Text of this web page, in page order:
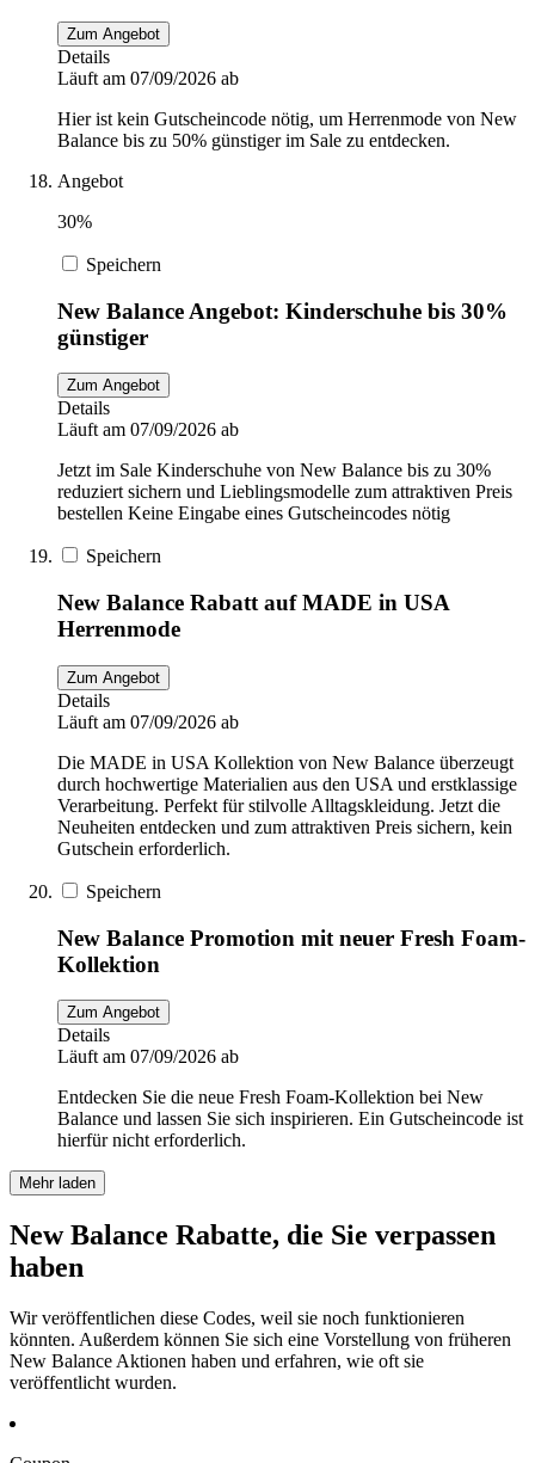
Zum Angebot
Details
Läuft am 07/09/2026 ab
Hier ist kein Gutscheincode nötig, um Herrenmode von New
Balance bis zu 50% günstiger im Sale zu entdecken.
Angebot
30%
Speichern
New Balance Angebot: Kinderschuhe bis 30%
günstiger
Zum Angebot
Details
Läuft am 07/09/2026 ab
Jetzt im Sale Kinderschuhe von New Balance bis zu 30%
reduziert sichern und Lieblingsmodelle zum attraktiven Preis
bestellen Keine Eingabe eines Gutscheincodes nötig
Speichern
New Balance Rabatt auf MADE in USA
Herrenmode
Zum Angebot
Details
Läuft am 07/09/2026 ab
Die MADE in USA Kollektion von New Balance überzeugt
durch hochwertige Materialien aus den USA und erstklassige
Verarbeitung. Perfekt für stilvolle Alltagskleidung. Jetzt die
Neuheiten entdecken und zum attraktiven Preis sichern, kein
Gutschein erforderlich.
Speichern
New Balance Promotion mit neuer Fresh Foam-
Kollektion
Zum Angebot
Details
Läuft am 07/09/2026 ab
Entdecken Sie die neue Fresh Foam-Kollektion bei New
Balance und lassen Sie sich inspirieren. Ein Gutscheincode ist
hierfür nicht erforderlich.
Mehr laden
New Balance Rabatte, die Sie verpassen
haben
Wir veröffentlichen diese Codes, weil sie noch funktionieren
könnten. Außerdem können Sie sich eine Vorstellung von früheren
New Balance Aktionen haben und erfahren, wie oft sie
veröffentlicht wurden.